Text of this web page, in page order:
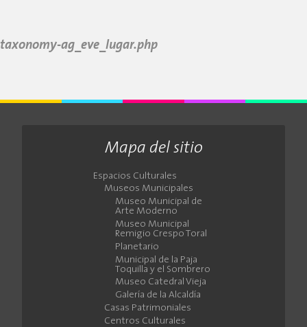
taxonomy-ag_eve_lugar.php
Mapa del sitio
Espacios Culturales
Museos Municipales
Museo Municipal de
Arte Moderno
Museo Municipal
Remigio Crespo Toral
Planetario
Municipal de la Paja
Toquilla y el Sombrero
Museo Catedral Vieja
Galería de la Alcaldía
Casas Patrimoniales
Centros Culturales